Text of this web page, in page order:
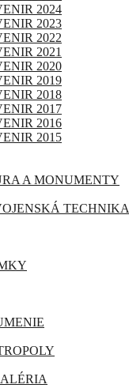
2024
2023
2022
2021
2020
2019
2018
2017
2016
2015
A MONUMENTY
TECHNIKA